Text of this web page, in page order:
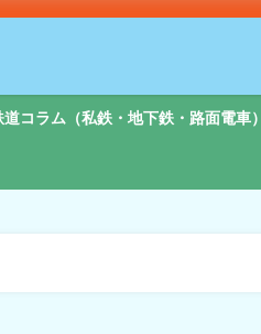
道コラム（私鉄・地下鉄・路面電車）